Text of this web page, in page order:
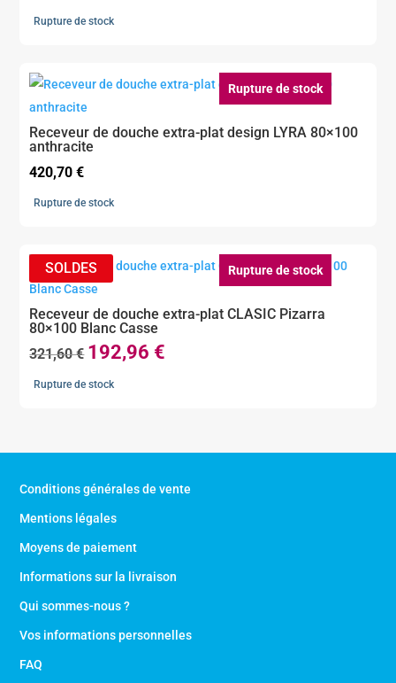
Rupture de stock
Rupture de stock
Receveur de douche extra-plat design LYRA 80×100
anthracite
420,70€
Rupture de stock
Rupture de stock
Receveur de douche extra-plat CLASIC Pizarra
80×100 Blanc Casse
321,60€ Le
prix
192,96 €
Rupture de stock
Conditions générales de vente
Mentions légales
Moyens de paiement
Informations sur la livraison
Qui sommes-nous ?
Vos informations personnelles
FAQ